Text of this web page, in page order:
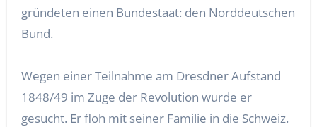
gründeten einen Bundestaat: den Norddeutschen
Bund.
Wegen einer Teilnahme am Dresdner Aufstand
1848/49 im Zuge der Revolution wurde er
gesucht. Er floh mit seiner Familie in die Schweiz.